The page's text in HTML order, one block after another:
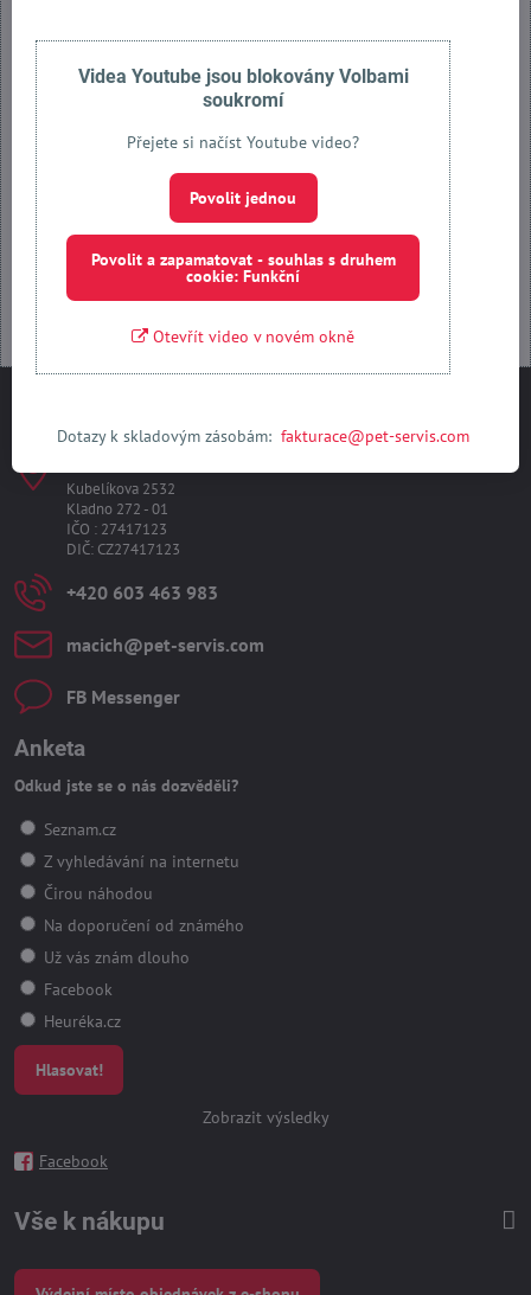
Povolit a zapamatovat - souhlas s druhem cookie: Funkční
Otevřít obsah v novém okně
Kubelíkova 2532
Kladno 272 - 01
IČO : 27417123
DIČ: CZ27417123
+420 603 463 983
macich​@pet-servis​.com
FB Messenger
Anketa
Odkud jste se o nás dozvěděli?
Seznam.cz
Z vyhledávání na internetu
Čirou náhodou
Na doporučení od známého
Už vás znám dlouho
Facebook
Heuréka.cz
Hlasovat!
Zobrazit výsledky
Facebook
Vše k nákupu
Videa Youtube jsou blokovány Volbami
soukromí
Přejete si načíst Youtube video?
Povolit jednou
Povolit a zapamatovat - souhlas s druhem
cookie: Funkční
Otevřít video v novém okně
Dotazy k skladovým zásobám:fakturace@pet-servis.com